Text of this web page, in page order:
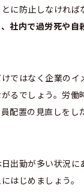
に防止しなければ
社内で過労死や自
ではなく企業のイ
るでしょう。労働
配置の見直しをし
出勤が多い状況に
はじめましょう。